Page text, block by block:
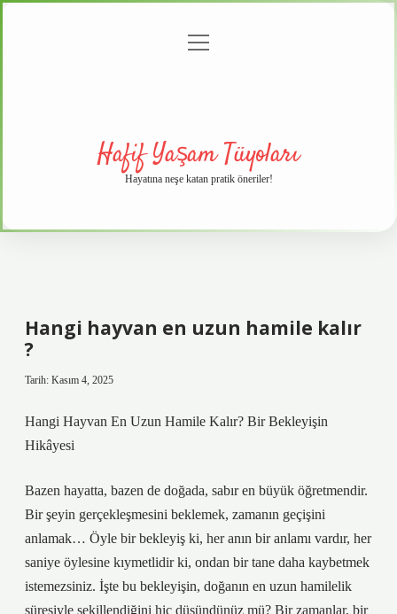
menüyü
Hafif Yaşam Tüyoları
Hayatına neşe katan pratik öneriler!
Hangi hayvan en uzun hamile kalır
?
Tarih: Kasım 4, 2025
Hangi Hayvan En Uzun Hamile Kalır? Bir Bekleyişin
Hikâyesi
Bazen hayatta, bazen de doğada, sabır en büyük öğretmendir.
Bir şeyin gerçekleşmesini beklemek, zamanın geçişini
anlamak… Öyle bir bekleyiş ki, her anın bir anlamı vardır, her
saniye öylesine kıymetlidir ki, ondan bir tane daha kaybetmek
istemezsiniz. İşte bu bekleyişin, doğanın en uzun hamilelik
süresiyle şekillendiğini hiç düşündünüz mü? Bir zamanlar, bir